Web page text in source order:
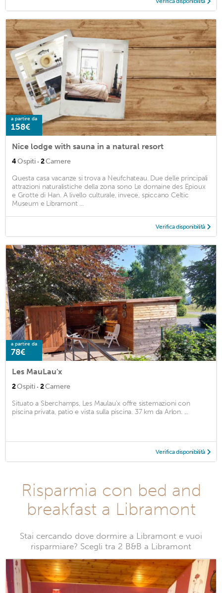
a partire da
158€
Nice lodge with sauna in a natural resort
4Ospiti · 2Camere
Questa casa vacanze si trova a Neufchateau. Due delle principali
attrazioni naturalistiche della zona sono Le domaine des Epioux
e Grotte di Han. A livello culturale, invece, spiccano Celtic
Museum e Libramont ...
Verifica disponibilità
a partire da
78€
Les MauLau'x
2Ospiti · 2Camere
Situato a Sberchamps, Les Maulau'x offre sistemazioni con
piscina privata, patio e vista sulla piscina. 37 km da Arlon. ...
Verifica disponibilità
Risparmia con bed and
breakfast a Libramont
Stai cercando dove dormire a Libramont e vuoi
risparmiare? Scegli tra 2 B&B a Libramont